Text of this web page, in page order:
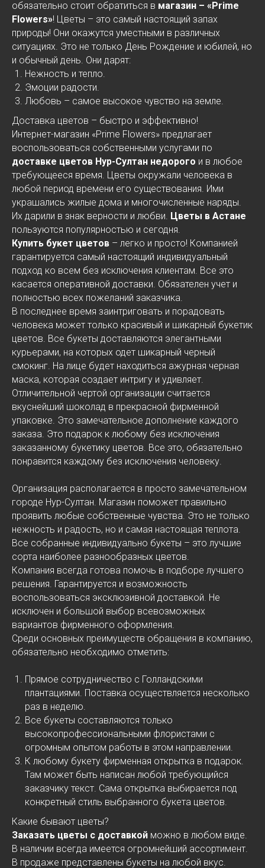
обязательно стоит обратиться в магазин – «Prime
Flowers»! Цветы – это самый настоящий запах
природы! Они окажутся уместными в различных
ситуациях. Это не только День Рождение и юбилей, но
и обычный день. Они дарят:
Нежность и тепло.
Эмоции радости.
Любовь – самое высокое чувство на земле.
Доставка цветов – быстро и эффективно!
Интернет-магазин «Prime Flowers» предлагает
воспользоваться собственными услугами по
доставке цветов Нур-Султан недорого и в любое
требующееся время. Цветы окружали человека в
любой период времени его существования. Ими
украшались жилые дома и многочисленные наряды.
Их дарили в знак верности и любви. Цветы в Астане
пользуются популярностью и сегодня.
Купить букет цветов – легко и просто! Компанией
гарантируется самый настоящий индивидуальный
подход ко всем без исключения клиентам. Все это
касается оперативной доставки. Обязателен учет и
полностью всех пожеланий заказчика.
В последнее время заинтриговать и порадовать
человека может только красивый и шикарный букетик
цветов. Все букеты доставляются элегантными
курьерами, на которых одет шикарный черный
смокинг. На лице будет находиться ажурная черная
маска, которая создает интригу и удивляет.
Отличительной чертой организации считается
вкуснейший шоколад в прекрасной фирменной
упаковке. Это замечательное дополнение каждого
заказа. Это подарок к любому без исключения
заказанному букетику цветов. Все это, обязательно
понравится каждому без исключения человеку.
Организация располагается в просто замечательном
городе Нур-Султан. Магазин поможет правильно
проявить любые собственные чувства. Это не только
нежность и радость, но и самая настоящая теплота.
Все собранные индивидуально букеты – это лучшие
сорта наиболее разнообразных цветов.
Компания всегда готова помочь в подборе лучшего
решения. Гарантируется и возможность
воспользоваться эксклюзивной доставкой. Не
исключен и большой выбор всевозможных
вариантов фирменного оформления.
Среди основных преимуществ обращения в компанию,
обязательно необходимо отметить:
Прямое сотрудничество с Голландскими
плантациями. Поставка осуществляется несколько
раз в неделю.
Все букеты составляются только
высокопрофессиональными флористами с
огромным опытом работы в этом направлении.
К любому букету фирменная открытка в подарок.
Там может быть написан любой требующийся
заказчику текст. Сама открытка выбирается под
конкретный стиль выбранного букета цветов.
Какие бывают цветы?
Заказать цветы с доставкой можно в любом виде.
В наличии всегда имеется огромнейший ассортимент.
В продаже представлены букеты на любой вкус.